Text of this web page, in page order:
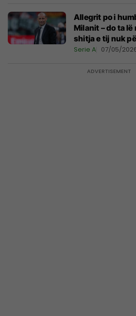
Allegrit po i
Milanit – do ta
shitja e tij nuk
Serie A 07/05/